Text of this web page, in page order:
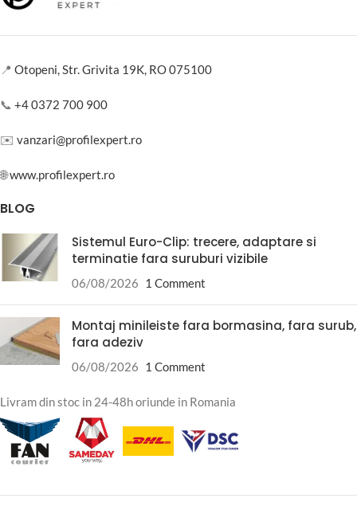
📍 Otopeni, Str. Grivita 19K, RO 075100
📞 +4 0372 700 900
✉️ vanzari@profilexpert.ro
🌐www.profilexpert.ro
BLOG
Sistemul Euro-Clip: trecere, adaptare si
terminatie fara suruburi vizibile
06/08/2026 1 Comment
Montaj minileiste fara bormasina, fara surub,
fara adeziv
06/08/2026 1 Comment
Livram din stoc in 24-48h oriunde in Romania